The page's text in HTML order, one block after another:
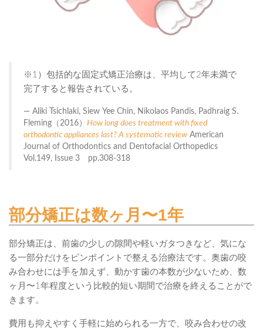
※1）包括的な固定式矯正治療は、平均して2年未満で
完了すると報告されている。
Aliki Tsichlaki, Siew Yee Chin, Nikolaos Pandis, Padhraig S.
Fleming（2016） How long does treatment with fixed
orthodontic appliances last? A systematic review American
Journal of Orthodontics and Dentofacial Orthopedics
Vol.149, Issue 3 pp.308-318
部分矯正は数ヶ月〜1年
部分矯正は、前歯の少しの隙間や軽いガタつきなど、気にな
る一部分だけをピンポイントで整える治療法です。奥歯の咬
み合わせには手を加えず、動かす歯の本数が少ないため、数
ヶ月〜1年程度という比較的短い期間で治療を終えることがで
きます。
費用も抑えやすく手軽に始められる一方で、咬み合わせの改